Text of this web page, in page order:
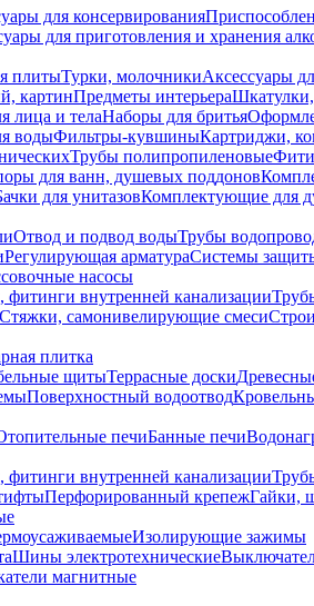
для консервирования
для приготовления и хранения
плитыТурки, молочникиАксессуары
картинПредметы интерьера
лица и телаНаборы для бритья
водыФильтры-кувшиныКартриджи,
Трубы полипропиленовые
для ванн, душевых поддонов
для унитазовКомплектующие для
Отвод и подвод водыТрубы
Регулирующая арматураСистемы
насосы
фитинги внутренней канализации
Стяжки, самонивелирующие смеси
плитка
щитыТеррасные доски
Поверхностный водоотвод
печиБанные печи
фитинги внутренней канализации
Перфорированный крепежГайки,
Изолирующие зажимы
Шины электротехнические
магнитные